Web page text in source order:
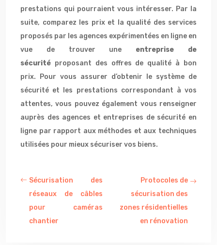
prestations qui pourraient vous intéresser. Par la
suite, comparez les prix et la qualité des services
proposés par les agences expérimentées en ligne en
vue de trouver une entreprise de
sécurité proposant des offres de qualité à bon
prix. Pour vous assurer d’obtenir le système de
sécurité et les prestations correspondant à vos
attentes, vous pouvez également vous renseigner
auprès des agences et entreprises de sécurité en
ligne par rapport aux méthodes et aux techniques
utilisées pour mieux sécuriser vos biens.
Sécurisation des
réseaux de câbles
pour caméras
chantier
Protocoles de
sécurisation des
zones résidentielles
en rénovation